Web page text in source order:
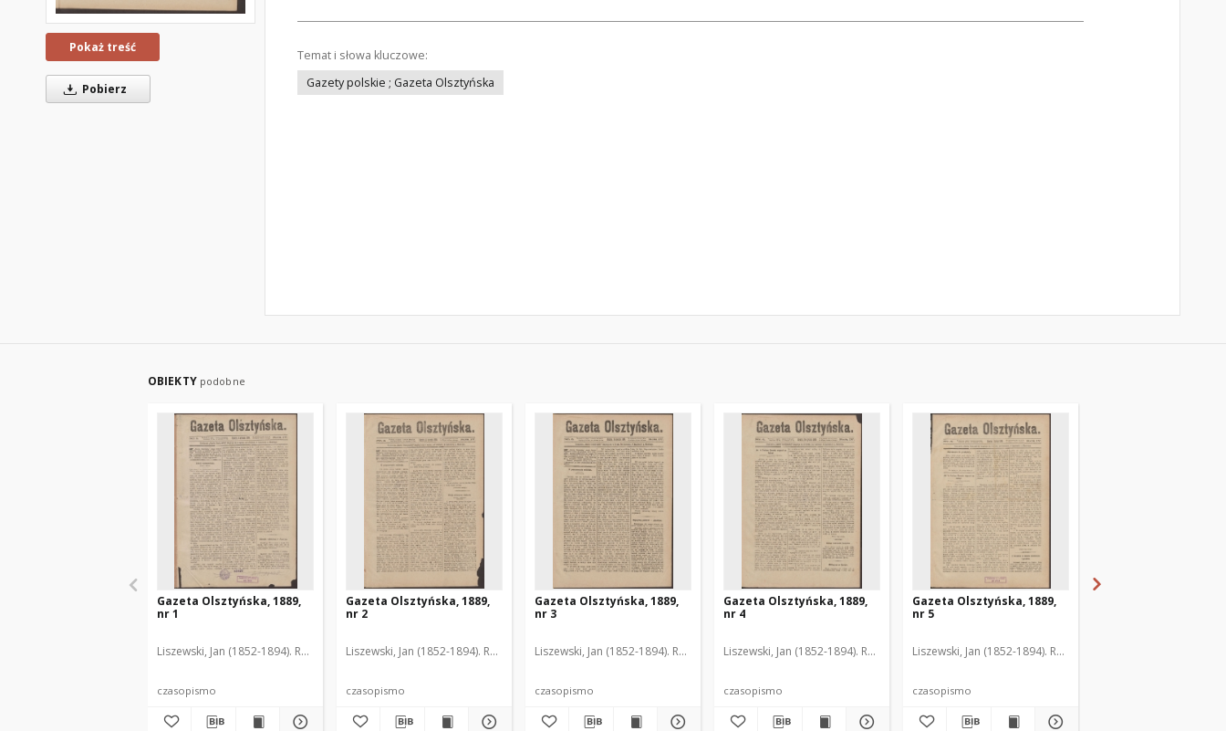
Pokaż treść
Pobierz
Temat i słowa kluczowe:
Gazety polskie ; Gazeta Olsztyńska
OBIEKTY podobne
Gazeta Olsztyńska, 1889,
nr 1
Liszewski, Jan (1852-1894). Red.
czasopismo
Gazeta Olsztyńska, 1889,
nr 2
Liszewski, Jan (1852-1894). Red.
czasopismo
Gazeta Olsztyńska, 1889,
nr 3
Liszewski, Jan (1852-1894). Red.
czasopismo
Gazeta Olsztyńska, 1889,
nr 4
Liszewski, Jan (1852-1894). Red.
czasopismo
Gazeta Olsztyńska, 1889,
nr 5
Liszewski, Jan (1852-1894). Red.
czasopismo